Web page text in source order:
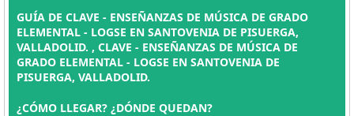
GUÍA DE CLAVE - ENSEÑANZAS DE MÚSICA DE GRADO
ELEMENTAL - LOGSE EN SANTOVENIA DE PISUERGA,
VALLADOLID. , CLAVE - ENSEÑANZAS DE MÚSICA DE
GRADO ELEMENTAL - LOGSE EN SANTOVENIA DE
PISUERGA, VALLADOLID.
¿CÓMO LLEGAR? ¿DÓNDE QUEDAN?